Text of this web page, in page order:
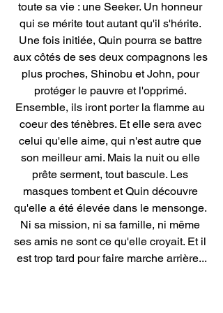
toute sa vie : une Seeker. Un honneur
qui se mérite tout autant qu'il s'hérite.
Une fois initiée, Quin pourra se battre
aux côtés de ses deux compagnons les
plus proches, Shinobu et John, pour
protéger le pauvre et l'opprimé.
Ensemble, ils iront porter la flamme au
coeur des ténèbres. Et elle sera avec
celui qu'elle aime, qui n'est autre que
son meilleur ami. Mais la nuit ou elle
prête serment, tout bascule. Les
masques tombent et Quin découvre
qu'elle a été élevée dans le mensonge.
Ni sa mission, ni sa famille, ni même
ses amis ne sont ce qu'elle croyait. Et il
est trop tard pour faire marche arrière...